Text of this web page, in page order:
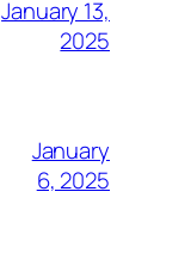
January 13,
2025
January
6, 2025